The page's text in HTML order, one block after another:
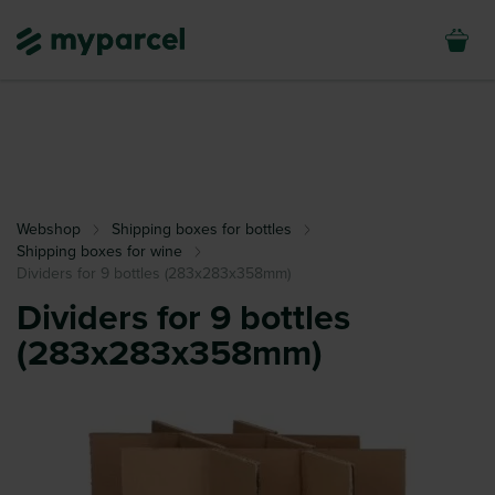
Webshop
Shipping boxes for bottles
Shipping boxes for wine
Dividers for 9 bottles (283x283x358mm)
Dividers for 9 bottles
(283x283x358mm)